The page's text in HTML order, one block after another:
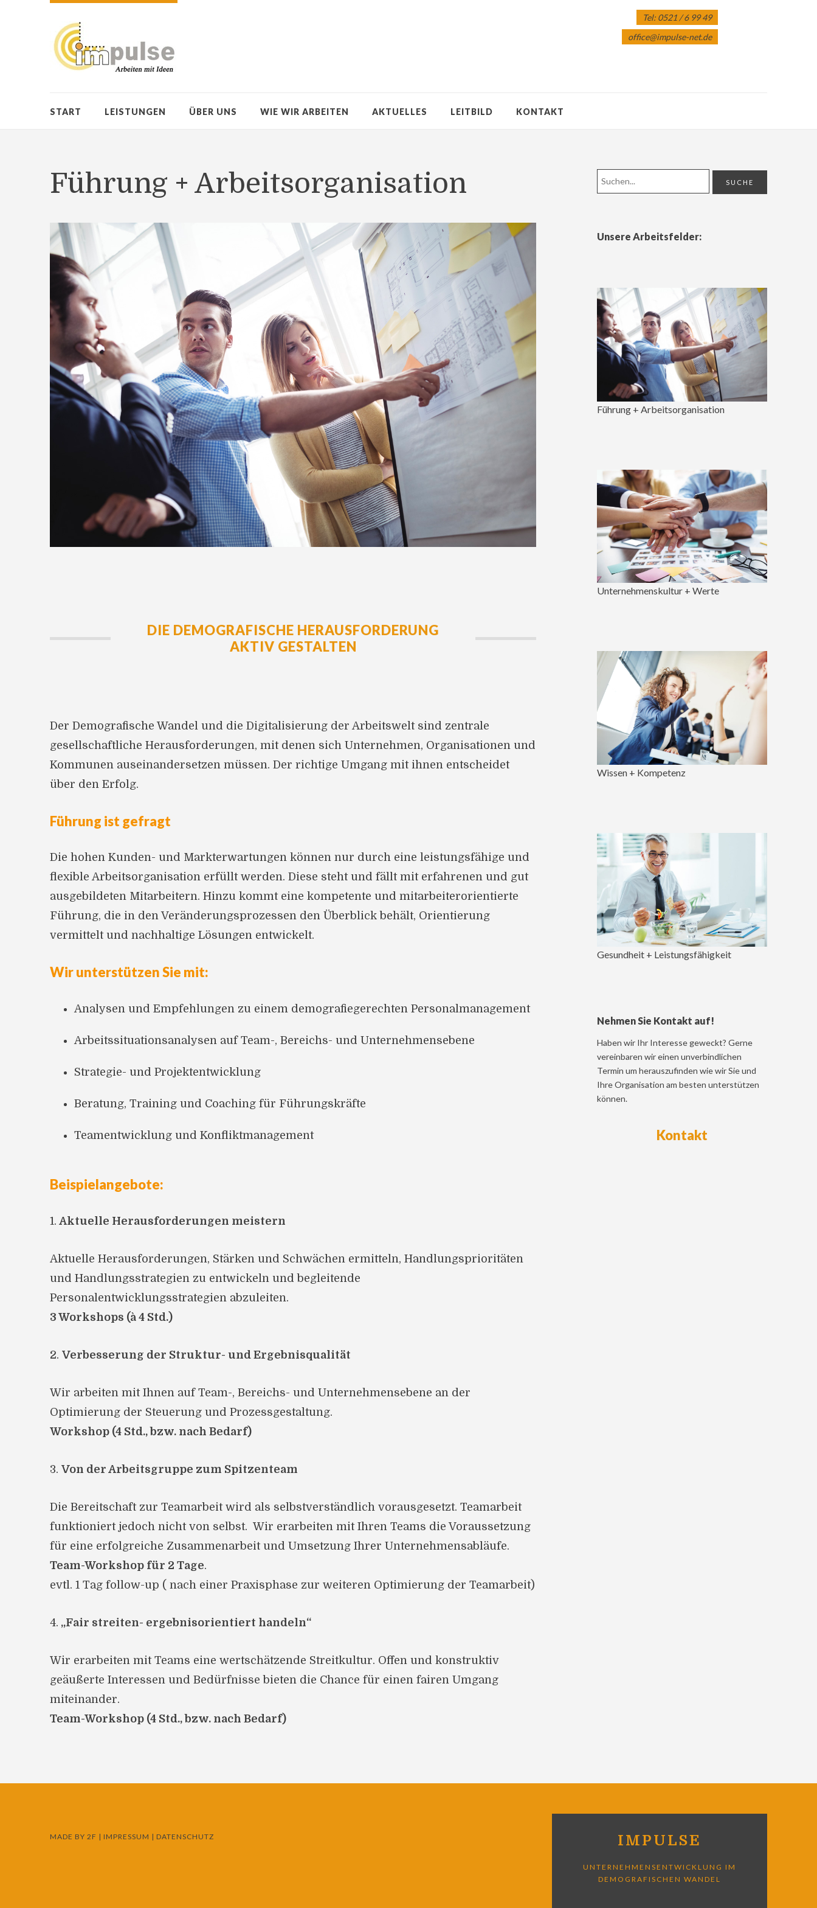
Tel: 0521 / 6 99 49
office@impulse-net.de
START LEISTUNGEN ÜBER UNS WIE WIR ARBEITEN AKTUELLES LEITBILD KONTAKT
Führung + Arbeitsorganisation
DIE DEMOGRAFISCHE HERAUSFORDERUNG
AKTIV GESTALTEN
Der Demografische Wandel und die Digitalisierung der Arbeitswelt sind zentrale
gesellschaftliche Herausforderungen, mit denen sich Unternehmen, Organisationen und
Kommunen auseinandersetzen müssen. Der richtige Umgang mit ihnen entscheidet
über den Erfolg.
Führung ist gefragt
Die hohen Kunden- und Markterwartungen können nur durch eine leistungsfähige und
flexible Arbeitsorganisation erfüllt werden. Diese steht und fällt mit erfahrenen und gut
ausgebildeten Mitarbeitern. Hinzu kommt eine kompetente und mitarbeiterorientierte
Führung, die in den Veränderungsprozessen den Überblick behält, Orientierung
vermittelt und nachhaltige Lösungen entwickelt.
Wir unterstützen Sie mit:
Analysen und Empfehlungen zu einem demografiegerechten Personalmanagement
Arbeitssituationsanalysen auf Team-, Bereichs- und Unternehmensebene
Strategie- und Projektentwicklung
Beratung, Training und Coaching für Führungskräfte
Teamentwicklung und Konfliktmanagement
Beispielangebote:
1. Aktuelle Herausforderungen meistern
Aktuelle Herausforderungen, Stärken und Schwächen ermitteln, Handlungsprioritäten
und Handlungsstrategien zu entwickeln und begleitende
Personalentwicklungsstrategien abzuleiten.
3 Workshops (à 4 Std.)
2. Verbesserung der Struktur- und Ergebnisqualität
Wir arbeiten mit Ihnen auf Team-, Bereichs- und Unternehmensebene an der
Optimierung der Steuerung und Prozessgestaltung.
Workshop (4 Std., bzw. nach Bedarf)
3. Von der Arbeitsgruppe zum Spitzenteam
Die Bereitschaft zur Teamarbeit wird als selbstverständlich vorausgesetzt. Teamarbeit
funktioniert jedoch nicht von selbst. Wir erarbeiten mit Ihren Teams die Voraussetzung
für eine erfolgreiche Zusammenarbeit und Umsetzung Ihrer Unternehmensabläufe.
Team-Workshop für 2 Tage.
evtl. 1 Tag follow-up ( nach einer Praxisphase zur weiteren Optimierung der Teamarbeit)
4. „Fair streiten- ergebnisorientiert handeln“
Wir erarbeiten mit Teams eine wertschätzende Streitkultur. Offen und konstruktiv
geäußerte Interessen und Bedürfnisse bieten die Chance für einen fairen Umgang
miteinander.
Team-Workshop (4 Std., bzw. nach Bedarf)
Unsere Arbeitsfelder:
Führung + Arbeitsorganisation
Unternehmenskultur + Werte
Wissen + Kompetenz
Gesundheit + Leistungsfähigkeit
Nehmen Sie Kontakt auf!
Haben wir Ihr Interesse geweckt? Gerne
vereinbaren wir einen unverbindlichen
Termin um herauszufinden wie wir Sie und
Ihre Organisation am besten unterstützen
können.
Kontakt
MADE BY 2F | IMPRESSUM | DATENSCHUTZ IMPULSE
UNTERNEHMENSENTWICKLUNG IM
DEMOGRAFISCHEN WANDEL